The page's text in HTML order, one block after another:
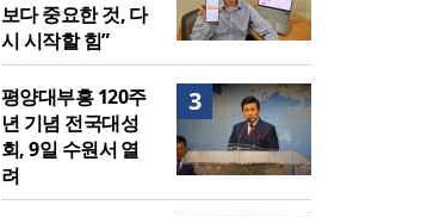
보다 중요한 것, 다
시 시작할 힘”
3
평양대부흥 120주
년 기념 전국대성
회, 9일 수원서 열
려